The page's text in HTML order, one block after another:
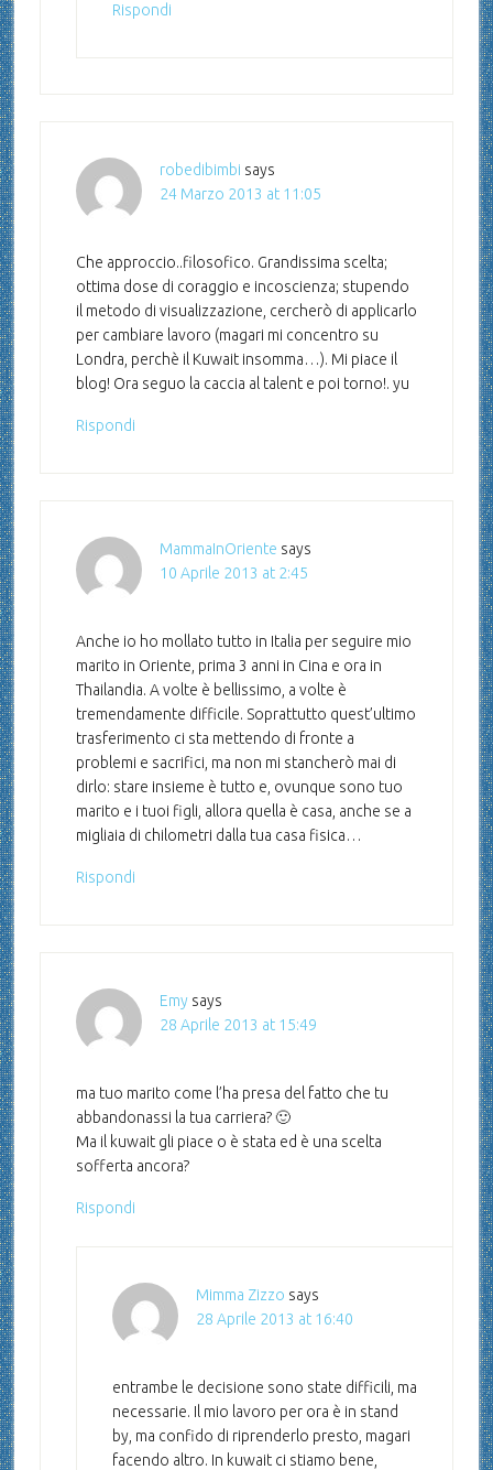
Rispondi
robedibimbi says
24 Marzo 2013 at 11:05
Che approccio..filosofico. Grandissima scelta;
ottima dose di coraggio e incoscienza; stupendo
il metodo di visualizzazione, cercherò di applicarlo
per cambiare lavoro (magari mi concentro su
Londra, perchè il Kuwait insomma…). Mi piace il
blog! Ora seguo la caccia al talent e poi torno!. yu
Rispondi
MammaInOriente says
10 Aprile 2013 at 2:45
Anche io ho mollato tutto in Italia per seguire mio
marito in Oriente, prima 3 anni in Cina e ora in
Thailandia. A volte è bellissimo, a volte è
tremendamente difficile. Soprattutto quest’ultimo
trasferimento ci sta mettendo di fronte a
problemi e sacrifici, ma non mi stancherò mai di
dirlo: stare insieme è tutto e, ovunque sono tuo
marito e i tuoi figli, allora quella è casa, anche se a
migliaia di chilometri dalla tua casa fisica…
Rispondi
Emy says
28 Aprile 2013 at 15:49
ma tuo marito come l’ha presa del fatto che tu
abbandonassi la tua carriera? 🙂
Ma il kuwait gli piace o è stata ed è una scelta
sofferta ancora?
Rispondi
Mimma Zizzo says
28 Aprile 2013 at 16:40
entrambe le decisione sono state difficili, ma
necessarie. Il mio lavoro per ora è in stand
by, ma confido di riprenderlo presto, magari
facendo altro. In kuwait ci stiamo bene,